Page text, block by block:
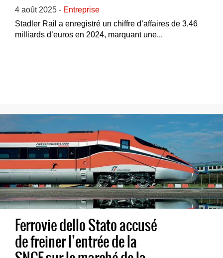
4 août 2025 - Entreprise
Stadler Rail a enregistré un chiffre d’affaires de 3,46
milliards d’euros en 2024, marquant une...
Ferrovie dello Stato accusé
de freiner l’entrée de la